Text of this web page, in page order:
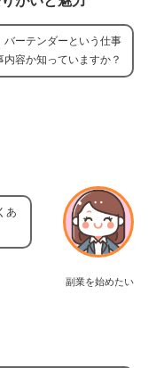
ーテンダーという仕事
容か知っていますか？
副業を始めたい
あ